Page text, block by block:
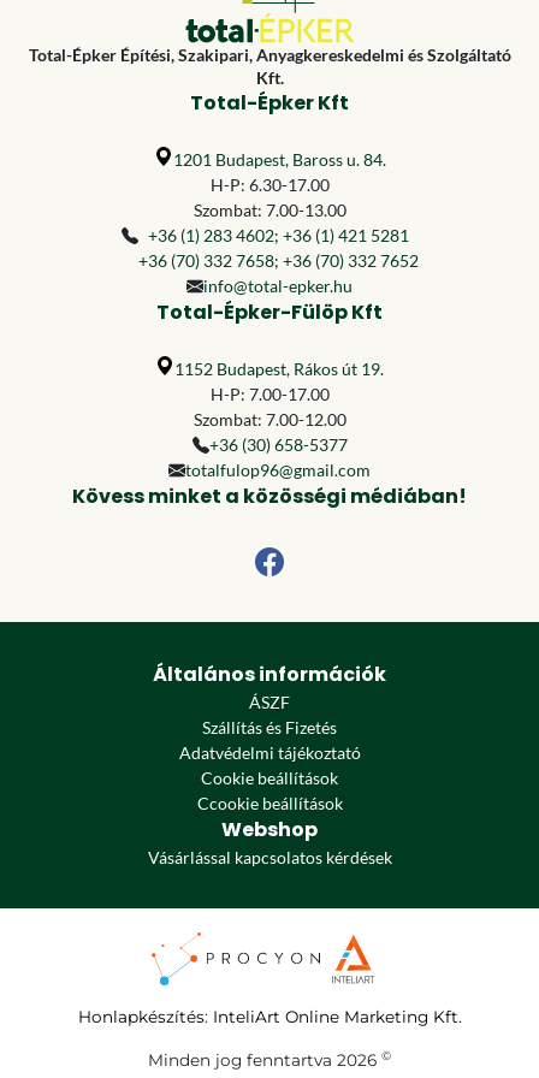
Total-Épker Építési, Szakipari, Anyagkereskedelmi és Szolgáltató
Kft.
Total-Épker Kft
1201 Budapest, Baross u. 84.
H-P: 6.30-17.00
Szombat: 7.00-13.00
+36 (1) 283 4602; +36 (1) 421 5281
+36 (70) 332 7658; +36 (70) 332 7652
info@total-epker.hu
Total-Épker-Fülöp Kft
1152 Budapest, Rákos út 19.
H-P: 7.00-17.00
Szombat: 7.00-12.00
+36 (30) 658-5377
totalfulop96@gmail.com
Kövess minket a közösségi médiában!
Általános információk
ÁSZF
Szállítás és Fizetés
Adatvédelmi tájékoztató
Cookie beállítások
Ccookie beállítások
Webshop
Vásárlással kapcsolatos kérdések
Honlapkészítés: InteliArt Online Marketing Kft.
Minden jog fenntartva 2026 ©